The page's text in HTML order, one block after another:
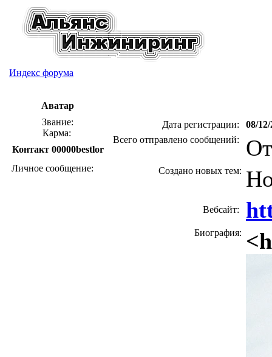
Индекс форума
Аватар
Звание:
Карма:
Дата регистрации:
08/
Всего отправлено сообщений:
Создано новых тем:
Вебсайт:
Биография:
Контакт 00000bestlor
Личное сообщение: